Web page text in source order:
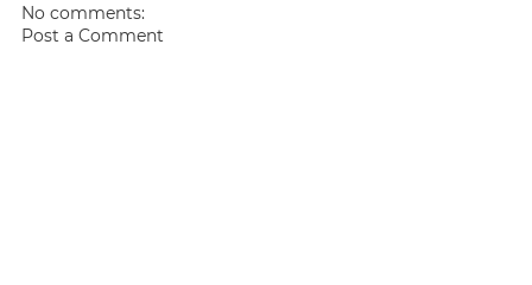
No comments:
Post a Comment